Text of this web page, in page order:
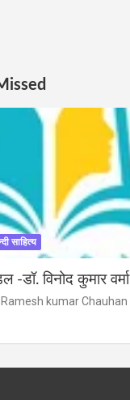
साहित्य
डॉ. विनोद कुमार वर्मा
Ramesh kumar Chauhan